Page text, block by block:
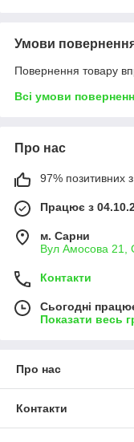
Умови
Повернення товару
Всі умови
Про нас
97% позитивних з
Працює з
м. Сарни
Вул Амосова 21,
Контакти
Сьогодні
Показати весь
Про нас
Контакти